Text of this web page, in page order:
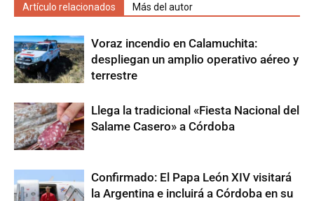
Artículo relacionados Más del autor
Voraz incendio en Calamuchita:
despliegan un amplio operativo aéreo y
terrestre
Llega la tradicional «Fiesta Nacional del
Salame Casero» a Córdoba
Confirmado: El Papa León XIV visitará
la Argentina e incluirá a Córdoba en su